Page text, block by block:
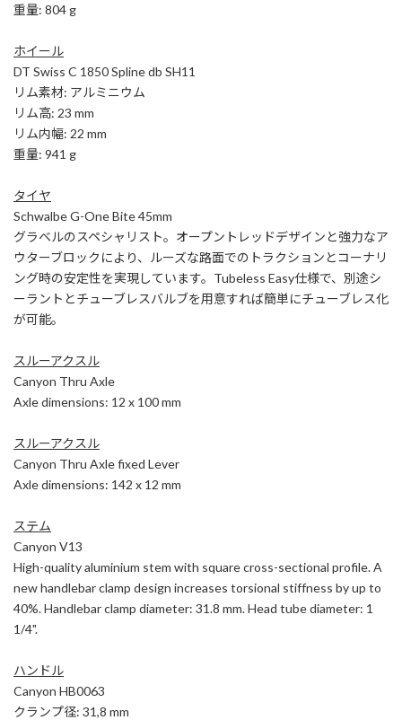
重量: 804 g
ホイール
DT Swiss C 1850 Spline db SH11
リム素材: アルミニウム
リム高: 23 mm
リム内幅: 22 mm
重量: 941 g
タイヤ
Schwalbe G-One Bite 45mm
グラベルのスペシャリスト。オープントレッドデザインと強力なア
ウターブロックにより、ルーズな路面でのトラクションとコーナリ
ング時の安定性を実現しています。Tubeless Easy仕様で、別途シ
ーラントとチューブレスバルブを用意すれば簡単にチューブレス化
が可能。
スルーアクスル
Canyon Thru Axle
Axle dimensions: 12 x 100 mm
スルーアクスル
Canyon Thru Axle fixed Lever
Axle dimensions: 142 x 12 mm
ステム
Canyon V13
High-quality aluminium stem with square cross-sectional profile. A
new handlebar clamp design increases torsional stiffness by up to
40%. Handlebar clamp diameter: 31.8 mm. Head tube diameter: 1
1/4".
ハンドル
Canyon HB0063
クランプ径: 31,8 mm